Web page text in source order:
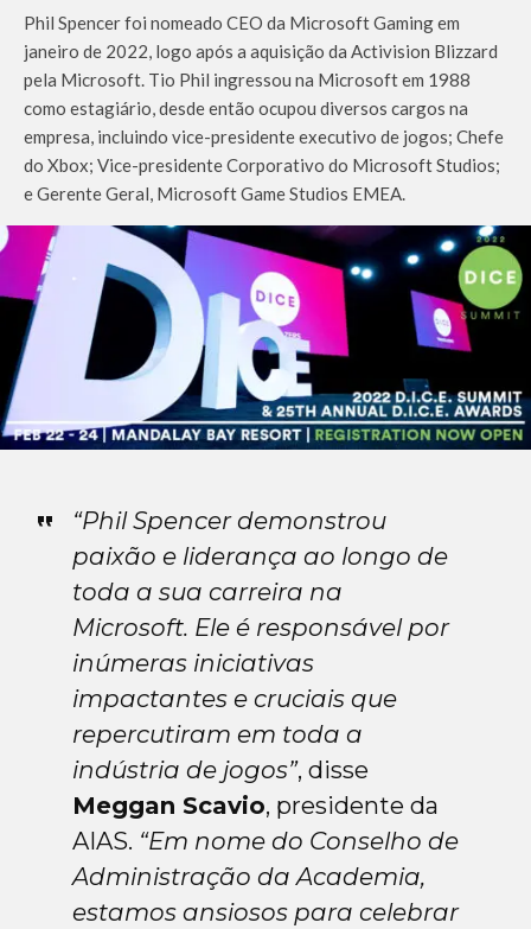
Phil Spencer foi nomeado CEO da Microsoft Gaming em
janeiro de 2022, logo após a aquisição da Activision Blizzard
pela Microsoft. Tio Phil ingressou na Microsoft em 1988
como estagiário, desde então ocupou diversos cargos na
empresa, incluindo vice-presidente executivo de jogos; Chefe
do Xbox; Vice-presidente Corporativo do Microsoft Studios;
e Gerente Geral, Microsoft Game Studios EMEA.
“Phil Spencer demonstrou
paixão e liderança ao longo de
toda a sua carreira na
Microsoft. Ele é responsável por
inúmeras iniciativas
impactantes e cruciais que
repercutiram em toda a
indústria de jogos”, disse
Meggan Scavio, presidente da
AIAS. “Em nome do Conselho de
Administração da Academia,
estamos ansiosos para celebrar